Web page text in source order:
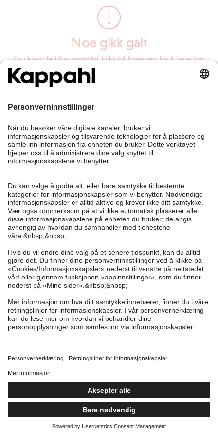
Noe gikk galt
En ukjent feil har oppstått, klikk på knappen for å laste inn
siden på nytt.